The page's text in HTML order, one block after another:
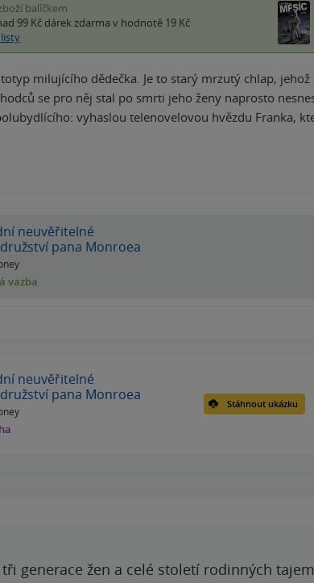
balíčkem
99 Kč dárek zdarma v hodnotě 19 Kč
milujícího dědečka. Je to starý mrzutý chlap,
se pro něj stal po smrti jeho ženy naprosto
vyhaslou telenovelovou hvězdu Franka,
neuvěřitelné
pana Monroea
vazba
neuvěřitelné
pana Monroea
Stáhnout ukázku
generace žen a celé století rodinných